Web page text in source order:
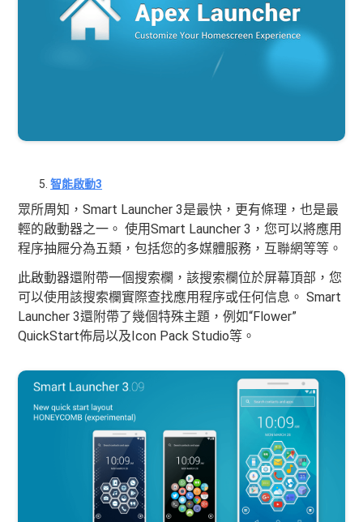
智能啟動3
眾所周知，Smart Launcher 3是最快，更有條理，也是最
輕的啟動器之一。 使用Smart Launcher 3，您可以將應用
程序抽屜分為五類，包括您的多媒體服務，互聯網等等。
此啟動器還附帶一個搜索欄，該搜索欄位於屏幕頂部，您
可以使用該搜索欄實際查找應用程序或任何信息。 Smart
Launcher 3還附帶了幾個特殊主題，例如“Flower”
QuickStart佈局以及Icon Pack Studio等。